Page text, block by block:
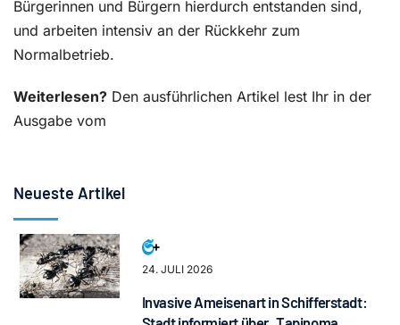
Bürgerinnen und Bürgern hierdurch entstanden sind,
und arbeiten intensiv an der Rückkehr zum
Normalbetrieb.
Weiterlesen? Den ausführlichen Artikel lest Ihr in der
Ausgabe vom
Neueste Artikel
24. JULI 2026
Invasive Ameisenart in Schifferstadt: